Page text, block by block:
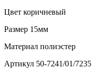
Цвет коричневый
Размер 15мм
Материал полиэстер
Артикул 50-7241/01/7235